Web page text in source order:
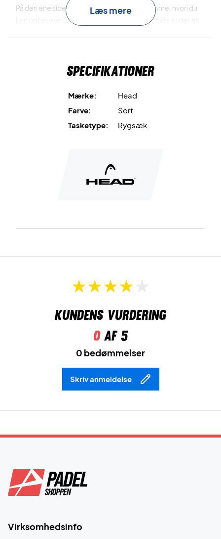
På den ene side af tasken er der en lynlåslomme, hvori du
kan opbevare din vandflaske. På den anden side er der en
de behagelige og justerbare rygsækkestropper eller via
padelbanen med stil!
Materiale: Polyester og PU!
Læs mere
Specifikationer
Mærke:
Head
Farve:
Sort
Tasketype:
Rygsæk
Kundens vurdering
0af 5
0 bedømmelser
Skriv anmeldelse
Virksomhedsinfo